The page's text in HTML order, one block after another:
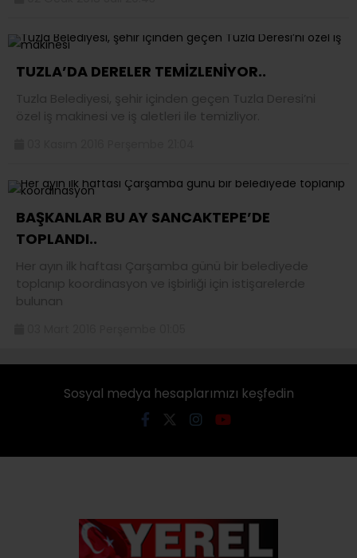
TUZLA’DA DERELER TEMİZLENİYOR..
Tuzla Belediyesi, şehir içinden geçen Tuzla Deresi’ni
özel iş makinesi ve iş aletleri ile temizliyor.
BAŞKANLAR BU AY SANCAKTEPE’DE
TOPLANDI..
Her ayın ilk haftası Çarşamba günü bir belediyede
toplanıp koordinasyon ve işbirliği için istişarelerde
bulunan
Sosyal medya hesaplarımızı keşfedin